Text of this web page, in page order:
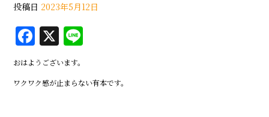
投稿日 2023年5月12日
F
a
c
e
X
e
おはようございます。
ワクワク感が止まらない有本です。